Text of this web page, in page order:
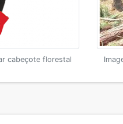
cabeçote florestal